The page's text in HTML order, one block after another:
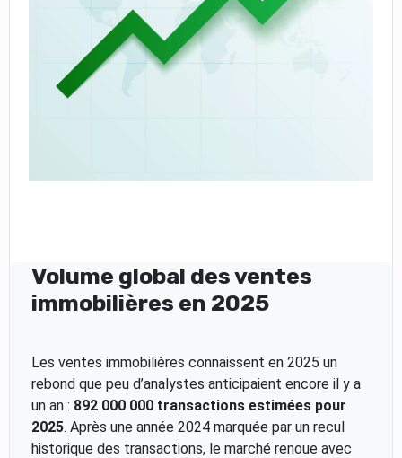
Volume global des ventes
immobilières en 2025
Les ventes immobilières connaissent en 2025 un
rebond que peu d’analystes anticipaient encore il y a
un an : 892 000 000 transactions estimées pour
2025. Après une année 2024 marquée par un recul
historique des transactions, le marché renoue avec